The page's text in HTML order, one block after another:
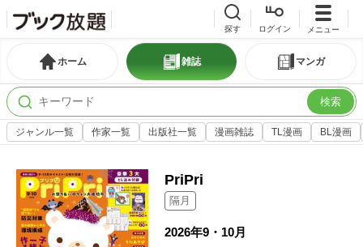
探す ログイン メニュー
ホーム 雑誌 マンガ
検索
ジャンル一覧 作家一覧 出版社一覧 漫画雑誌 TL漫画 BL漫画
PriPri
隔月
2026年9・10月